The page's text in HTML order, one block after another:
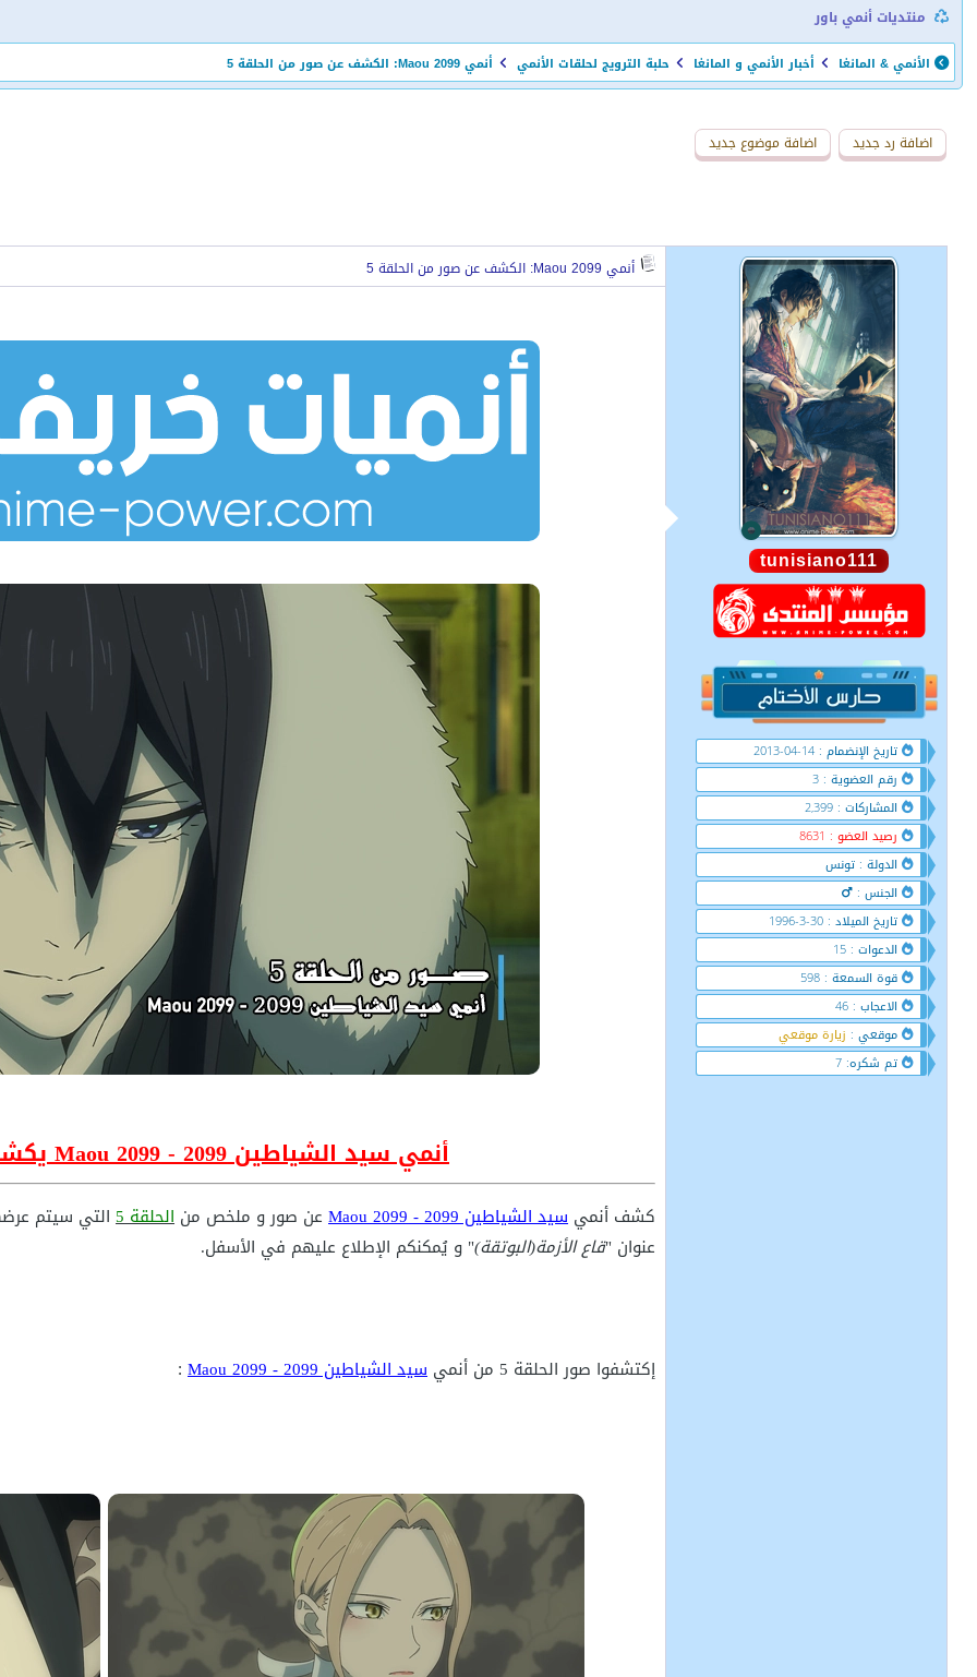
منتديات أنمي باور
الأنمي & المانغا أخبار الأنمي و المانغا حلبة الترويج لحلقات الأنمي أنمي Maou 2099: الكشف عن صور من الحلقة 5
اضافة رد جديد اضافة موضوع جديد
أنمي Maou 2099: الكشف عن صور من الحلقة 5
tunisiano111
تاريخ الإنضمام : 14-04-2013
رقم العضوية : 3
المشاركات : 2,399
رصيد العضو : 8631
الدولة : تونس
الجنس :
تاريخ الميلاد : 30-3-1996
الدعوات : 15
قوة السمعة : 598
الاعجاب : 46
موقعي : زيارة موقعي
تم شكره: 7
أنمي سيد الشياطين 2099 - Maou 2099 يكشف عن صور من الحلقة 5
كشف أنمي سيد الشياطين 2099 - Maou 2099 عن صور و ملخص من الحلقة 5 التي سيتم
عنوان "قاع الأزمة(البوتقة)" و يُمكنكم الإطلاع عليهم في الأسفل.
إكتشفوا صور الحلقة 5 من أنمي سيد الشياطين 2099 - Maou 2099 :